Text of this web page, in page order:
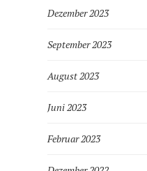
Dezember 2023
September 2023
August 2023
Juni 2023
Februar 2023